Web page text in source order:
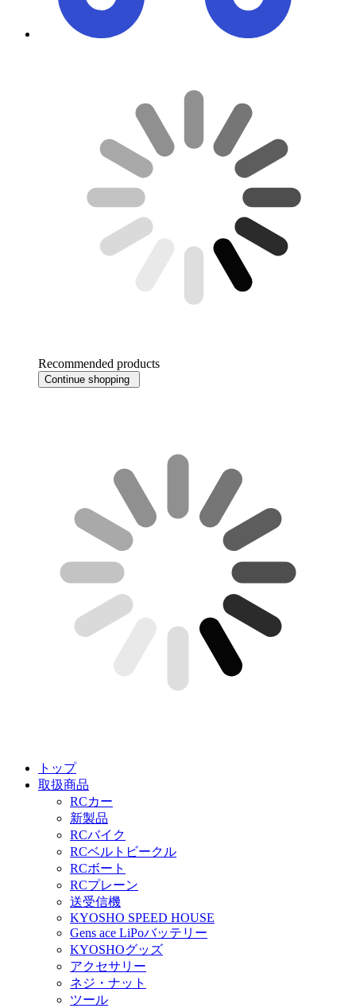
Recommended products
Continue shopping
トップ
取扱商品
RCカー
新製品
RCバイク
RCベルトビークル
RCボート
RCプレーン
送受信機
KYOSHO SPEED HOUSE
Gens ace LiPoバッテリー
KYOSHOグッズ
アクセサリー
ネジ・ナット
ツール